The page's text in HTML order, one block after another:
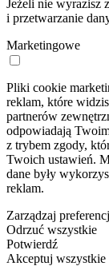
Jeżeli nie wyrazisz
i przetwarzanie
Marketingowe
Pliki cookie
reklam, które
partnerów
odpowiadają
z trybem zgody,
Twoich ustawień.
dane były
reklam.
Zarządzaj
Odrzuć wszystkie
Potwierdź
Akceptuj wszystkie